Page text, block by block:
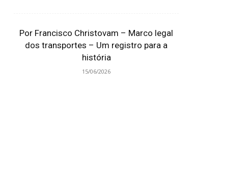
Por Francisco Christovam – Marco legal
dos transportes – Um registro para a
história
15/06/2026